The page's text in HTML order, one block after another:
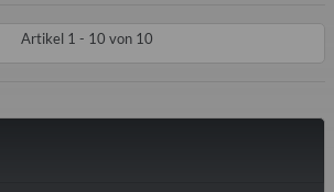
Artikel 1 - 10 von 10